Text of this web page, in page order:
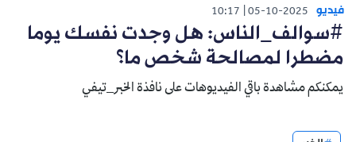
فيديو 05-10-2025
10:17
#سوالف_الناس: هل وجدت نفسك يوما
مضطرا لمصالحة شخص ما؟
يمكنكم مشاهدة باقي الفيديوهات على نافذة الخبر_تيفي